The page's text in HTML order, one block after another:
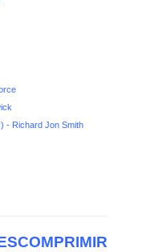
- Richard Jon Smith